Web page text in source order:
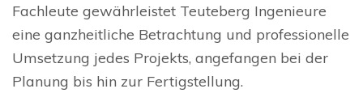
Fachleute gewährleistet Teuteberg Ingenieure
eine ganzheitliche Betrachtung und professionelle
Umsetzung jedes Projekts, angefangen bei der
Planung bis hin zur Fertigstellung.